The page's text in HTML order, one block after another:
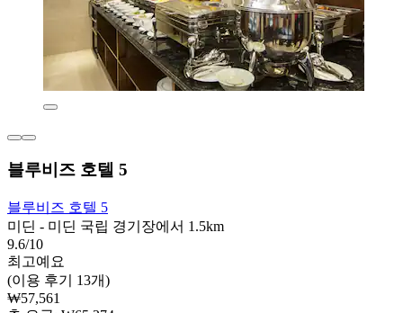
블루비즈 호텔 5
블루비즈 호텔 5
미딘 - 미딘 국립 경기장에서 1.5km
9.6/10
최고예요
(이용 후기 13개)
₩57,561